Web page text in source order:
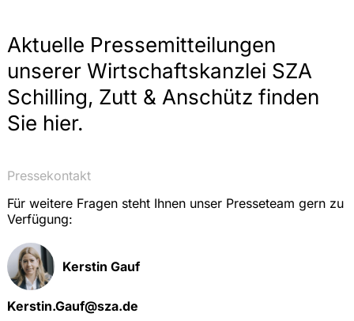
Aktuelle Pressemitteilungen
unserer Wirtschaftskanzlei SZA
Schilling, Zutt & Anschütz finden
Sie hier.
Pressekontakt
Für weitere Fragen steht Ihnen unser Presseteam gern zu
Verfügung:
Kerstin Gauf
Kerstin.Gauf@sza.de